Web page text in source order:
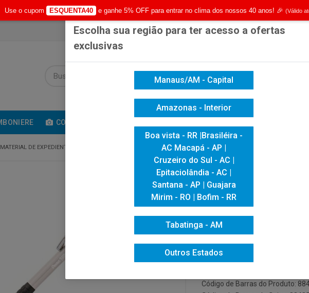
Já é cliente? - Entrar | Não
COMUNICACAO VISUAL
MATERIAL DE EXPEDIENTE / ESCOLAR LAPISEIRA GRIP 120 A3DX BRANCA 0.5
LAPISEIRA
0.5
Código do Fabricante: A315-W
Código de Barras do Produto:
Escolha sua região para ter acesso a ofertas
exclusivas
Manaus/AM - Capital
Amazonas - Interior
Boa vista - RR |Brasiléira -
AC Macapá - AP |
Cruzeiro do Sul - AC |
Epitaciolândia - AC |
Santana - AP | Guajara
Mirim - RO | Bofim - RR
Tabatinga - AM
Outros Estados
Use o cupom ESQUENTA40 e ganhe 5% OFF para entrar no clima dos nossos 40 anos! 🎉 (Válido